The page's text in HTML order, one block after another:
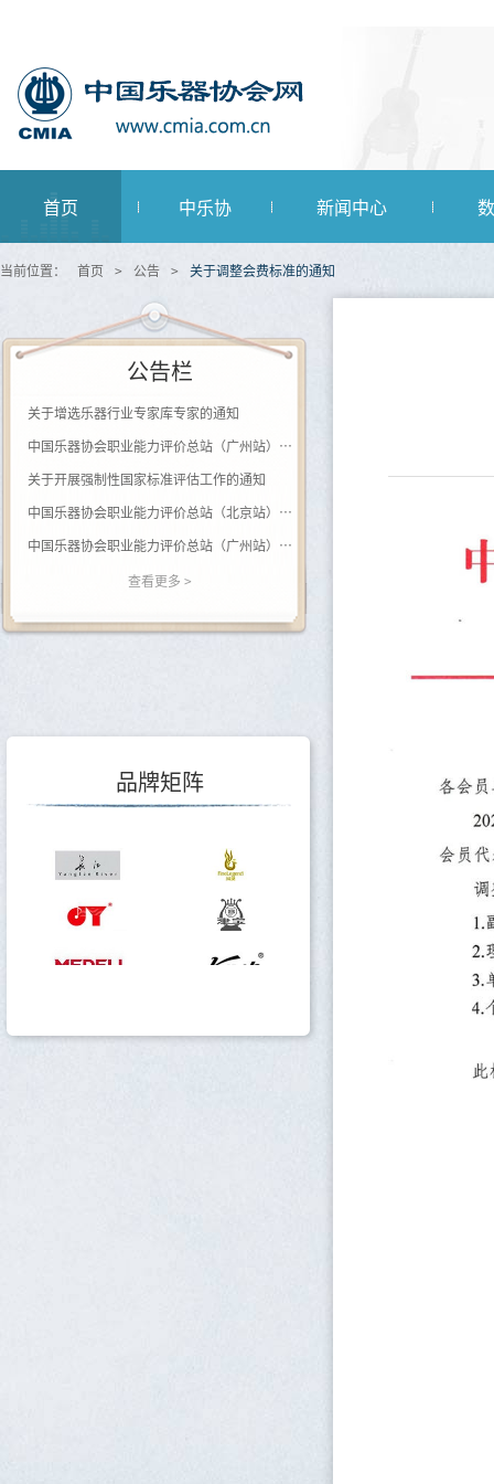
首页 中乐协 新闻中心
当前位置： 首页 > 公告 > 关于调整会费标准的通知
公告栏
关于增选乐器行业专家库专家的通知
中国乐器协会职业能力评价总站（广州站） 2026年第一批《钢琴及键盘乐器制作工》登记评价通知
关于开展强制性国家标准评估工作的通知
中国乐器协会职业能力评价总站（北京站） 关于开展（黑河学院）钢琴调律师职业等级评价的通知
中国乐器协会职业能力评价总站（广州站） 2026年广西站钢琴调律师等级评价通知
关于举办乐器行业数据价值专题培训的通知
查看更多 >
品牌矩阵